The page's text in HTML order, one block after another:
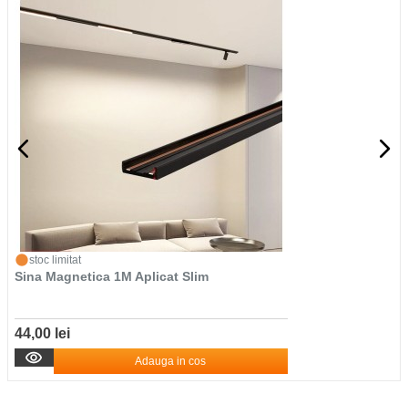
stoc limitat
Sina Magnetica 1M Aplicat Slim
44,00 lei
Adauga in cos